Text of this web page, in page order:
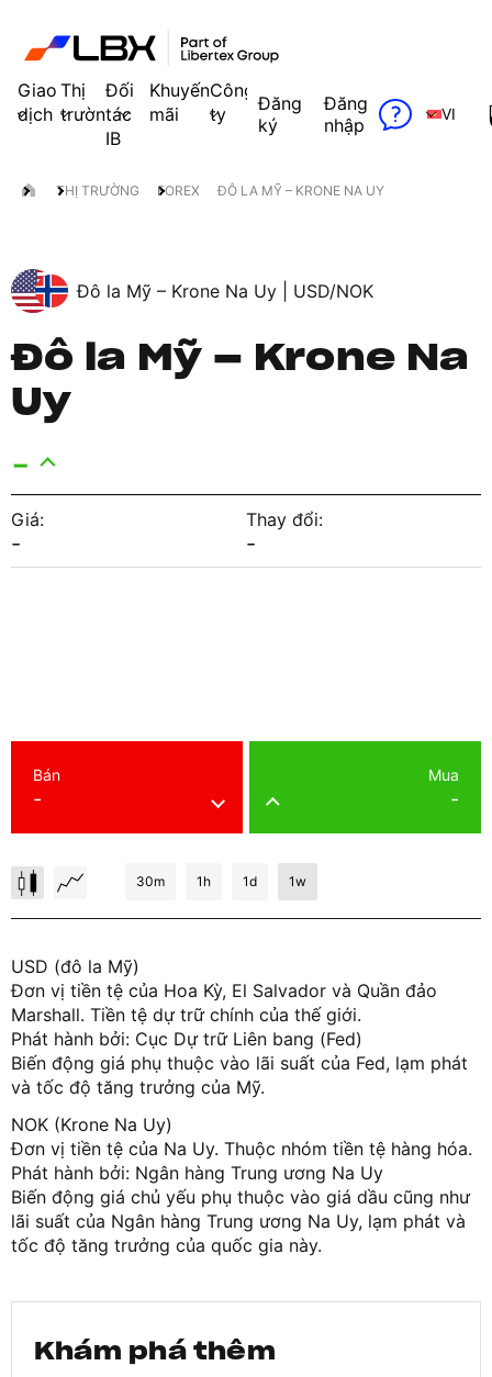
Giao
dịch
Thị
trường
Đối
tác
IB
Khuyến
mãi
Công
ty
Đăng
ký
Đăng
nhập
VI
THỊ TRƯỜNG FOREX ĐÔ LA MỸ – KRONE NA UY
Đô la Mỹ – Krone Na Uy | USD/NOK
Đô la Mỹ – Krone Na
Uy
-
Giá:
-
Thay đổi:
-
-
Bán
-
Mua
30m 1h 1d 1w
USD (đô la Mỹ)
Đơn vị tiền tệ của Hoa Kỳ, El Salvador và Quần đảo
Marshall. Tiền tệ dự trữ chính của thế giới.
Phát hành bởi: Cục Dự trữ Liên bang (Fed)
Biến động giá phụ thuộc vào lãi suất của Fed, lạm phát
và tốc độ tăng trưởng của Mỹ.
NOK (Krone Na Uy)
Đơn vị tiền tệ của Na Uy. Thuộc nhóm tiền tệ hàng hóa.
Phát hành bởi: Ngân hàng Trung ương Na Uy
Biến động giá chủ yếu phụ thuộc vào giá dầu cũng như
lãi suất của Ngân hàng Trung ương Na Uy, lạm phát và
tốc độ tăng trưởng của quốc gia này.
Khám phá thêm